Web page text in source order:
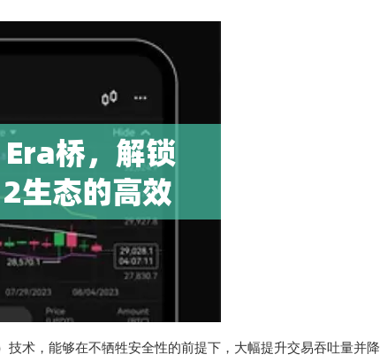
术，能够在不牺牲安全性的前提下，大幅提升交易吞吐量并降